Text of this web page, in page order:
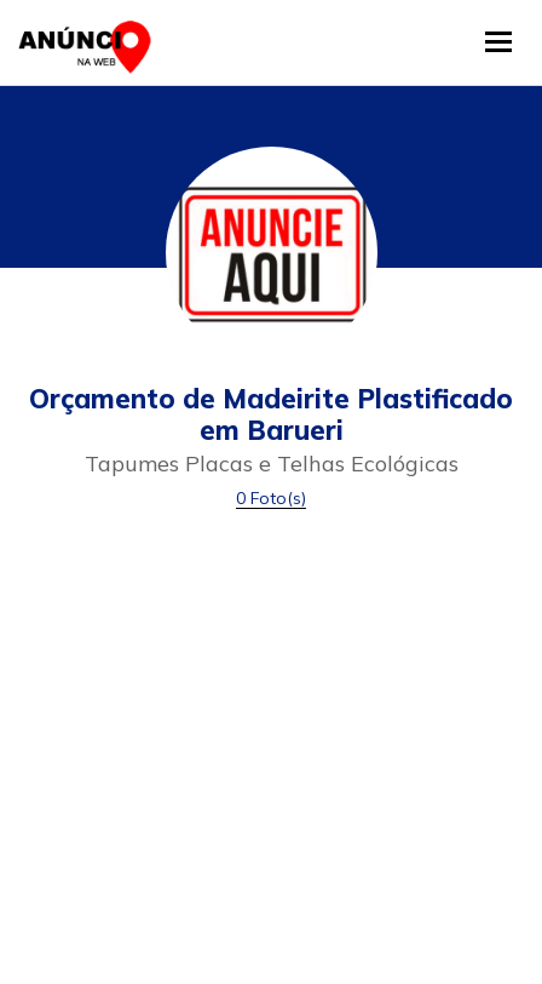
Orçamento de Madeirite Plastificado
em Barueri
Tapumes Placas e Telhas Ecológicas
0 Foto(s)